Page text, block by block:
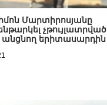
Մարտիրոսյանը
չթույլատրված
երիտասարդին